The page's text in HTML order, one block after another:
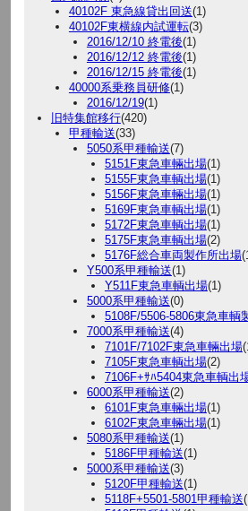
40102F 東急線貸出回送(1)
40102F東横線内試運転(3)
2016/12/10 終電後(1)
2016/12/12 終電後(1)
2016/12/15 終電後(1)
40000系乗務員研修(1)
2016/12/19(1)
旧特集館移行(420)
甲種輸送(33)
5050系甲種輸送(7)
5151F東急車輛出場(1)
5155F東急車輌出場(1)
5156F東急車輛出場(1)
5169F東急車輌出場(1)
5172F東急車輌出場(1)
5175F東急車輌出場(2)
5176F総合車両製作所出場
Y500系甲種輸送(1)
Y511F東急車輌出場(1)
5000系甲種輸送(0)
5108F/5506-5806東急車輌
7000系甲種輸送(4)
7101F/7102F東急車輛出場
7105F東急車輌出場(2)
7106F+ｻﾊ5404東急車輌出
6000系甲種輸送(2)
6101F東急車輛出場(1)
6102F東急車輛出場(1)
5080系甲種輸送(1)
5186F甲種輸送(1)
5000系甲種輸送(3)
5120F甲種輸送(1)
5118F+5501-5801甲種輸送